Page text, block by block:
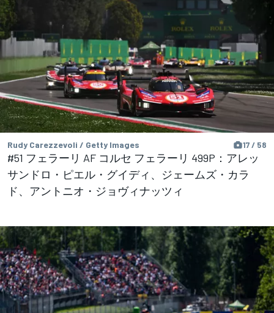
Rudy Carezzevoli / Getty Images 17 / 58
#51 フェラーリ AF コルセ フェラーリ 499P：アレッ
サンドロ・ピエル・グイディ、ジェームズ・カラ
ド、アントニオ・ジョヴィナッツィ